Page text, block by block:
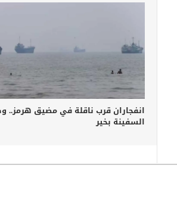
انفجاران قرب ناقلة في مضيق هرمز..
السفينة بخير